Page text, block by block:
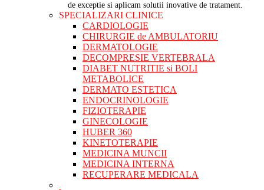
de exceptie si aplicam solutii inovative de tratament.
SPECIALIZARI CLINICE
CARDIOLOGIE
CHIRURGIE de AMBULATORIU
DERMATOLOGIE
DECOMPRESIE VERTEBRALA
DIABET NUTRITIE si BOLI
METABOLICE
DERMATO ESTETICA
ENDOCRINOLOGIE
FIZIOTERAPIE
GINECOLOGIE
HUBER 360
KINETOTERAPIE
MEDICINA MUNCII
MEDICINA INTERNA
RECUPERARE MEDICALA